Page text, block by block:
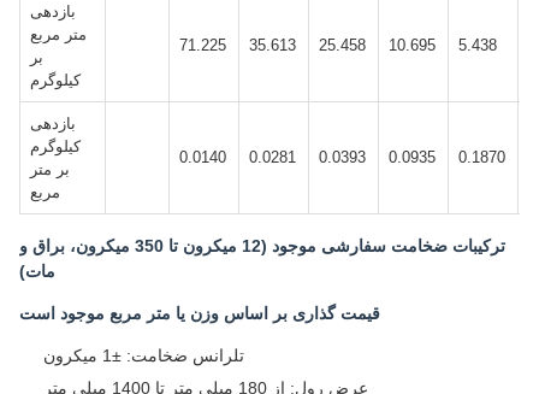
بازدهی
متر مربع
بر
کیلوگرم
71.225 35.613 25.458 10.695 5.438
بازدهی
کیلوگرم
بر متر
مربع
0.0140 0.0281 0.0393 0.0935 0.1870
ترکیبات ضخامت سفارشی موجود (12 میکرون تا 350 میکرون، براق و
مات)
قیمت گذاری بر اساس وزن یا متر مربع موجود است
تلرانس ضخامت: ±1 میکرون
عرض رول: از 180 میلی متر تا 1400 میلی متر